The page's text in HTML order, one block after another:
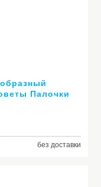
Палочки
без доставки